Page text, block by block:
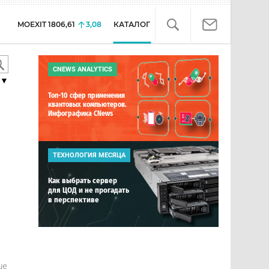
MOEXIT 1806,61 3,08 КАТАЛОГ
CNEWS ANALYTICS
Топ-10 сфер применения
квантовых компьютеров.
Инфографика CNews
ТЕХНОЛОГИЯ МЕСЯЦА
Как выбрать сервер
для ЦОД и не прогадать
в перспективе